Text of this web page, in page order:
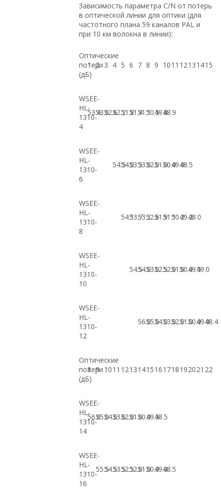
Зависимость параметра C/N от потерь
в оптической линии для оптики (для
частотного плана 59 каналов PAL и
при 10 км волокна в линии):
Оптические
потери
(дБ)
1 2 3 4 5 6 7 8 9 1011 12131415
WSEE-
HL-
1310-
4
53.453.052.652.251.851.451.150.549.848.9
WSEE-
HL-
1310-
6
54.554.053.553.052.051.050.049.048.5
WSEE-
HL-
1310-
8
54.153.753.252.651.951.150.249.248.0
WSEE-
HL-
1310-
10
54.554.053.052.552.051.050.049.549.0
WSEE-
HL-
1310-
12
56.055.054.053.052.051.050.049.048.4
Оптические
потери
(дБ)
8 9 1011 12131415161718192021 22
WSEE-
HL-
1310-
14
56.055.054.053.052.051.050.049.548.5
WSEE-
HL-
1310-
16
55.554.553.552.552.051.050.049.048.5